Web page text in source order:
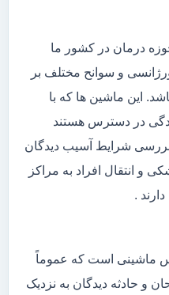
درمان در کشور ما
و سوانح مختلف بر
این ماشین ها که با
معروف ۱۱۵ به سادگی در دسترس هستند
شرایط آسیب دیدگان
و انتقال افراد به مراکز
.
ماشینی است که عموماً
و حادثه دیدگان به نزدیک